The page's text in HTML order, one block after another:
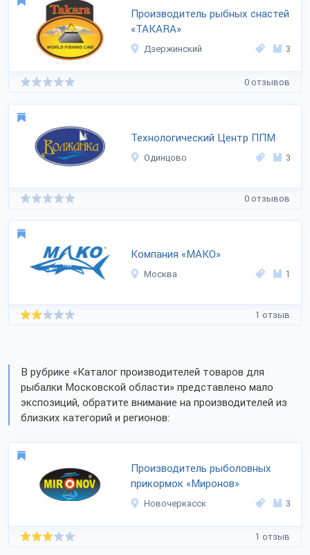
Производитель рыбных снастей
«TAKARA»
Дзержинский 3
0 отзывов
Технологический Центр ППМ
Одинцово 3
0 отзывов
Компания «МАКО»
Москва 1
1 отзыв
В рубрике «Каталог производителей товаров для
рыбалки Московской области» представлено мало
экспозиций, обратите внимание на производителей из
близких категорий и регионов:
Производитель рыболовных
прикормок «Миронов»
Новочеркасск 3
1 отзыв